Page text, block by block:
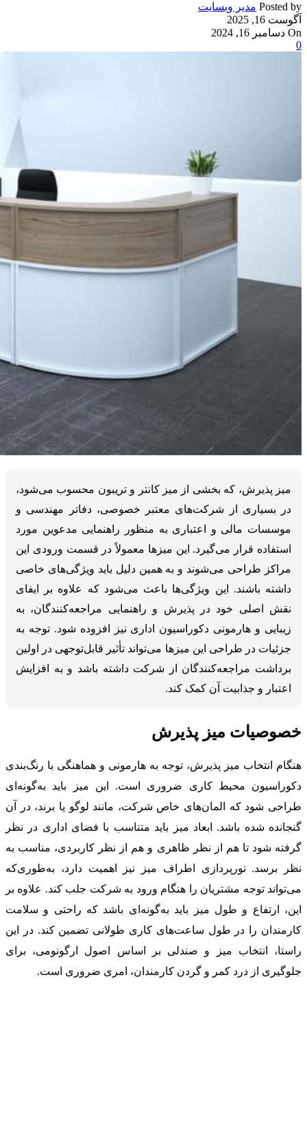
Posted by مدیر وبسایت
آگوست 16, 2025
On دسامبر 16, 2024
0
میز پذیرش، که بخشی از میز کانتر و تریبون محسوب می‌شود،
در بسیاری از شرکت‌های معتبر خصوصی، دفاتر مهندسی و
موسسات مالی و اعتباری به منظور راهنمایی مدعوین مورد
استفاده قرار می‌گیرد. این میزها معمولاً در قسمت ورودی این
مراکز طراحی می‌شوند و به همین دلیل باید ویژگی‌های خاصی
داشته باشند. این ویژگی‌ها باعث می‌شود که علاوه بر ایفای
نقش اصلی خود در پذیرش و راهنمایی مراجعه‌کنندگان، به
زیبایی و هارمونی دکوراسیون اداری نیز افزوده شود. توجه به
جزئیات در طراحی این میزها می‌تواند تأثیر قابل‌توجهی در اولین
برداشت مراجعه‌کنندگان از شرکت داشته باشد و به افزایش
اعتبار و جذابیت آن کمک کند.
خصوصیات میز پذیرش
هنگام انتخاب میز پذیرش، توجه به هارمونی و هماهنگی با رنگ‌بندی
دکوراسیون محیط کاری ضروری است. این میز باید به‌گونه‌ای
طراحی شود که المان‌های خاص شرکت، مانند لوگو یا برند، در آن
گنجانده شده باشد. ابعاد میز باید متناسب با فضای اداری در نظر
گرفته شود تا هم از نظر ظاهری و هم از نظر کاربردی، مناسب به
نظر برسد. نورپردازی اطراف میز نیز اهمیت دارد، به‌طوری‌که
می‌تواند توجه مشتریان را هنگام ورود به شرکت جلب کند. علاوه بر
این، ارتفاع و طول میز باید به‌گونه‌ای باشد که راحتی و سلامت
کارمندان را در طول ساعت‌های کاری طولانی تضمین کند. در این
راستا، انتخاب میز و صندلی بر اساس اصول ارگونومی، برای
جلوگیری از درد کمر و گردن کارمندان، امری ضروری است.